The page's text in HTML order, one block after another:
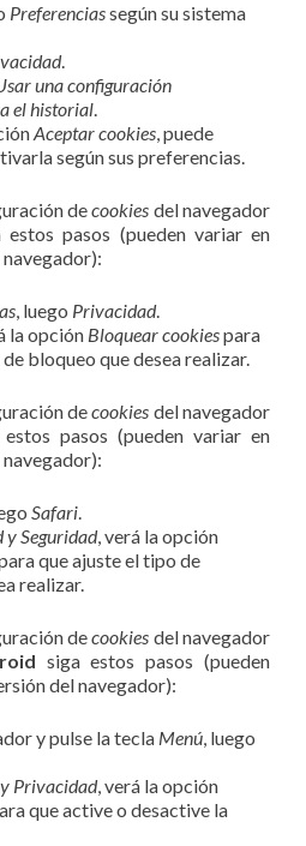
Preferenciassegún su sistema
.
una configuración
el historial.
Aceptar cookies, puede
según sus preferencias.
decookies del navegador
pasos (pueden variar en
, luego Privacidad.
la opción Bloquear cookiespara
bloqueo que desea realizar.
decookies del navegador
pasos (pueden variar en
Safari.
y Seguridad, verá la opción
que ajuste el tipo de
realizar.
decookies del navegador
siga estos pasos (pueden
del navegador):
y pulse la tecla Menú, luego
Privacidad, verá la opción
que active o desactive la